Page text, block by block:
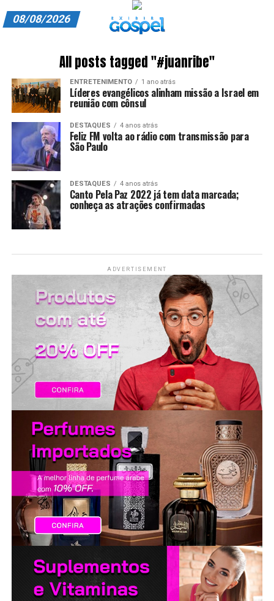
ASSINE
CARRINHO
EDITORIAL
ENTREVISTAS
EXPEDIENTE
FINALIZAR COMPRA
08/08/2026
All posts tagged "#juanribe"
ENTRETENIMENTO 1 ano atrás
Líderes evangélicos alinham missão a Israel em
reunião com cônsul
DESTAQUES 4 anos atrás
Feliz FM volta ao rádio com transmissão para
São Paulo
DESTAQUES 4 anos atrás
Canto Pela Paz 2022 já tem data marcada;
conheça as atrações confirmadas
ADVERTISEMENT